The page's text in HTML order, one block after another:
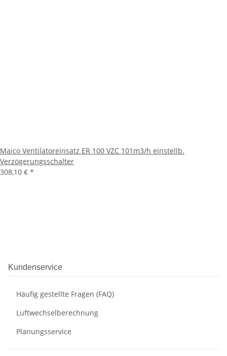
Maico Ventilatoreinsatz ER 100 VZC 101m3/h einstellb.
Verzögerungsschalter
308,10 € *
Kundenservice
Häufig gestellte Fragen (FAQ)
Luftwechselberechnung
Planungsservice